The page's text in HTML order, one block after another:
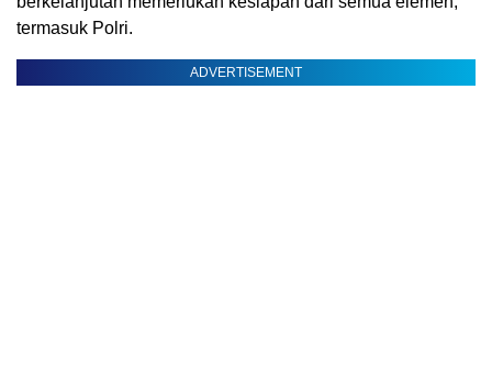
termasuk Polri.
ADVERTISEMENT